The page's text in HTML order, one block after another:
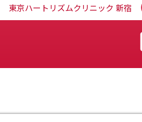
東京ハートリズムクリニック 新宿